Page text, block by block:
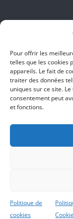
Pour offrir les
telles que les cookies
appareils. Le fait de
traiter des données
uniques sur ce site.
consentement peut
et fonctions.
Politique de
cookies
BBB
145